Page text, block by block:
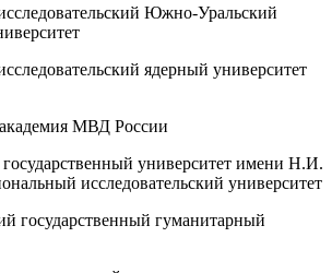
Южно-Уральский
ядерный университет
МВД России
университет имени Н.И.
исследовательский университет
государственный гуманитарный